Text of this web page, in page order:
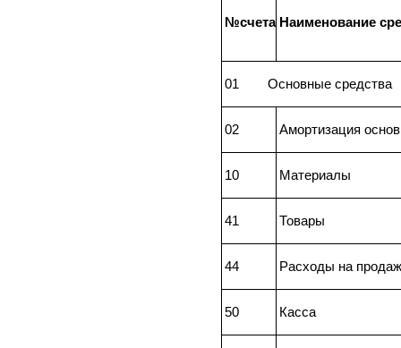
№счета Наименование
01 Основные средства
02 Амортизация
10 Материалы
41 Товары
44 Расходы на
50 Касса